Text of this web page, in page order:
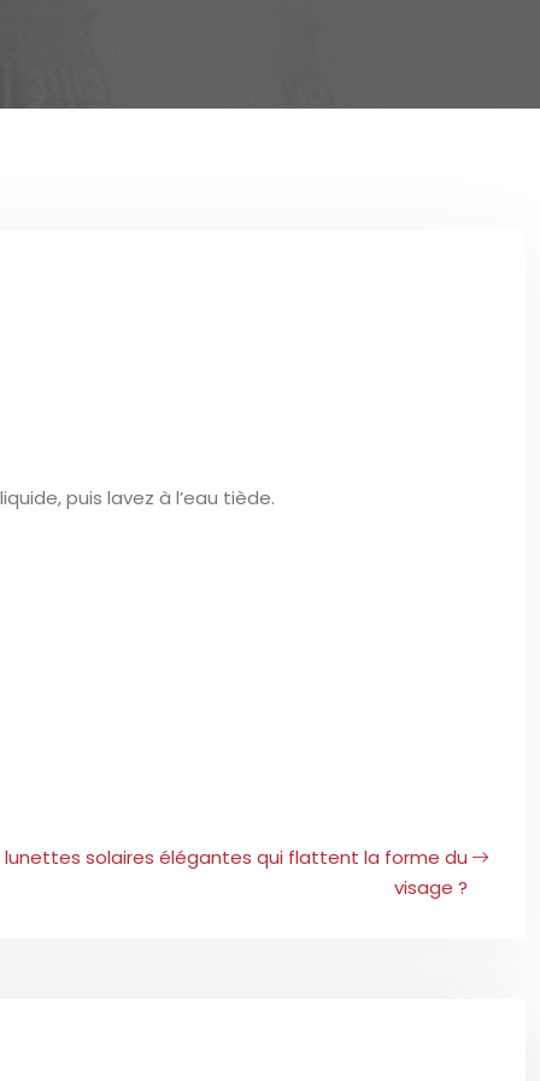
puis lavez à l’eau tiède.
solaires élégantes qui flattent la forme du
visage ?